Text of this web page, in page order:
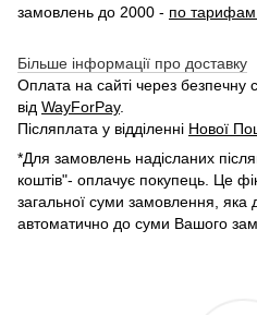
замовлень до 2000 - по тарифам
Більше інформації про доставку
Оплата на сайті через безпечну
від WayForPay.
Післяплата у відділенні Нової
*Для замовлень надісланих
коштів"- оплачує покупець. Це
загальної суми замовлення,
автоматично до суми Вашого